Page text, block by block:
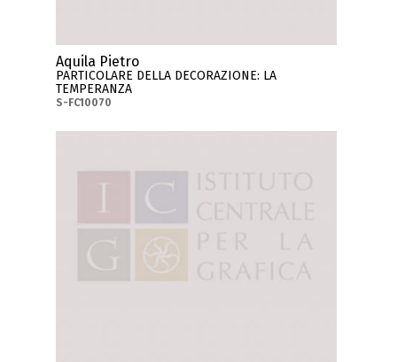
Aquila Pietro
PARTICOLARE DELLA DECORAZIONE: LA
TEMPERANZA
S-FC10070